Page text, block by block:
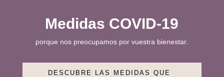
Medidas COVID-19
porque nos preocupamos por vuestra bienestar.
DESCUBRE LAS MEDIDAS QUE